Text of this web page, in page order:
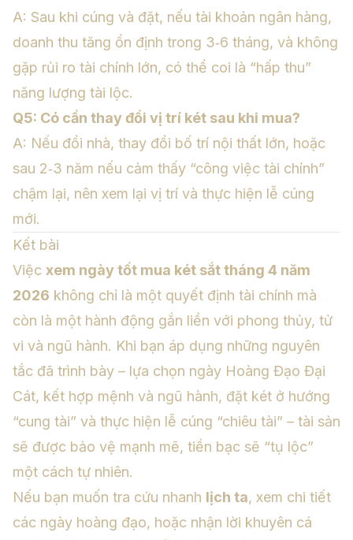
A: Sau khi cúng và đặt, nếu tài khoản ngân hàng,
doanh thu tăng ổn định trong 3‑6 tháng, và không
gặp rủi ro tài chính lớn, có thể coi là “hấp thu”
năng lượng tài lộc.
Q5: Có cần thay đổi vị trí két sau khi mua?
A: Nếu đổi nhà, thay đổi bố trí nội thất lớn, hoặc
sau 2‑3 năm nếu cảm thấy “công việc tài chính”
chậm lại, nên xem lại vị trí và thực hiện lễ cúng
mới.
Kết bài
Việc xem ngày tốt mua két sắt tháng 4 năm
2026 không chỉ là một quyết định tài chính mà
còn là một hành động gắn liền với phong thủy, tử
vi và ngũ hành. Khi bạn áp dụng những nguyên
tắc đã trình bày – lựa chọn ngày Hoàng Đạo Đại
Cát, kết hợp mệnh và ngũ hành, đặt két ở hướng
“cung tài” và thực hiện lễ cúng “chiêu tài” – tài sản
sẽ được bảo vệ mạnh mẽ, tiền bạc sẽ “tụ lộc”
một cách tự nhiên.
Nếu bạn muốn tra cứu nhanh lịch ta, xem chi tiết
các ngày hoàng đạo, hoặc nhận lời khuyên cá